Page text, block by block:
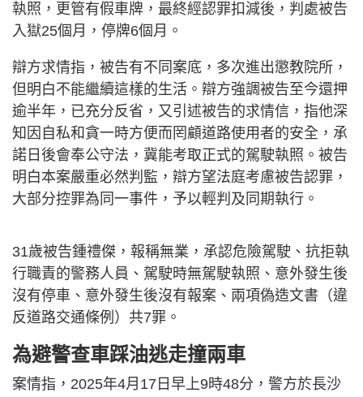
執照，更管有假車牌，最終經認罪扣減後，判處被告
入獄25個月，停牌6個月。
辯方求情指，被告有不同案底，多次進出懲教院所，
但明白不能繼續這樣的生活。辯方強調被告至今還押
逾半年，已充分反省，又引述被告的求情信，指他深
知因自私和貪一時方便而罔顧道路使用者的安全，承
諾日後會奉公守法，冀能考取正式的駕駛執照。被告
明白本案嚴重必然判監，辯方望法庭考慮被告認罪，
大部分控罪為同一事件，予以輕判及同期執行。
31歲被告鍾禮傑，報稱無業，承認危險駕駛、抗拒執
行職責的警務人員、駕駛時無駕駛執照、意外發生後
沒有停車、意外發生後沒有報案、兩項偽造⽂書（違
反道路交通條例）共7罪。
為避警查車踩油逃走撞兩車
案情指，2025年4月17日早上9時48分，警方於長沙